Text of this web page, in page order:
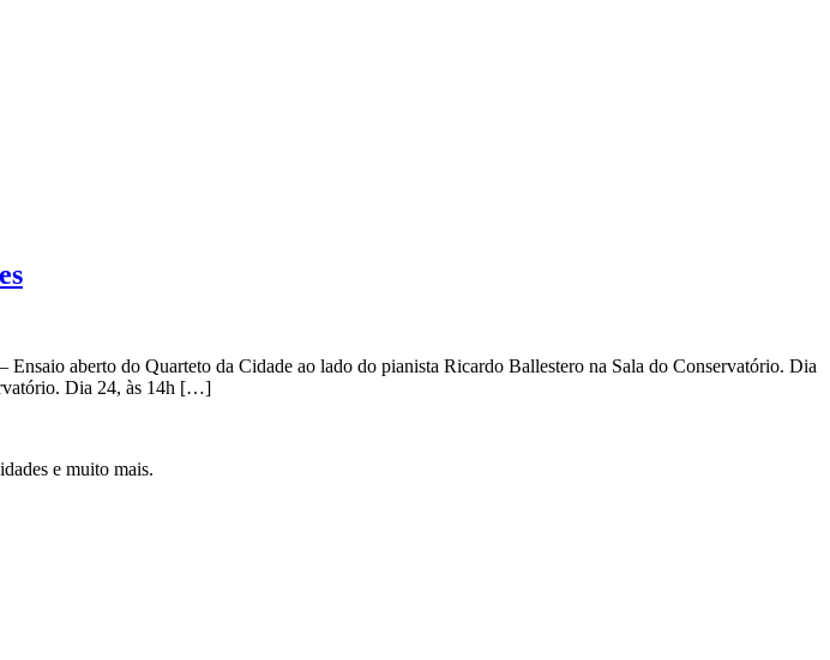
aberto do Quarteto da Cidade ao lado do pianista Ricardo Ballestero na Sala do Conservatório. Dia
Dia 24, às 14h […]
e muito mais.